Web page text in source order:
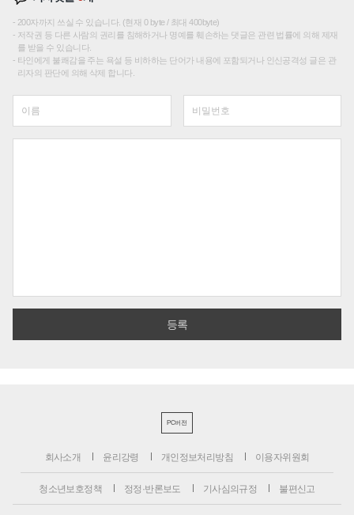
200자까지 쓰실 수 있습니다. (현재 0 byte / 최대 400byte)
저작권 등 다른 사람의 권리를 침해하거나 명예를 훼손하는 댓글은 관련 법률에 의해 제재
를 받을 수 있습니다.
타인에게 불쾌감을 주는 욕설 등 비하하는 단어가 내용에 포함되거나 인신공격성 글은 관
리자의 판단에 의해 삭제 합니다.
PC버전
회사소개 윤리강령 개인정보처리방침 이용자위원회
청소년보호정책 정정·반론보도 기사심의규정 불편신고